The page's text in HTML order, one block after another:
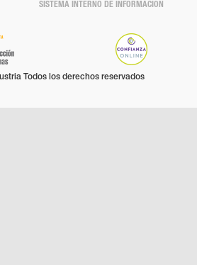
SISTEMA INTERNO DE INFORMACIÓN
Todos los derechos reservados